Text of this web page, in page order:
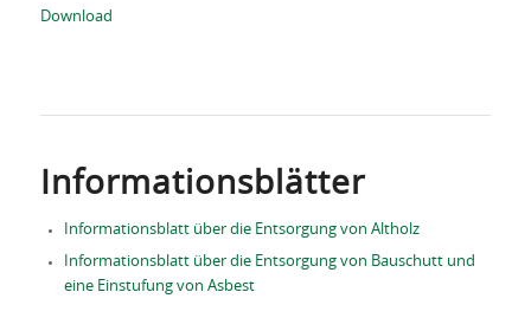
Download
Informationsblätter
Informationsblatt über die Entsorgung von Altholz
Informationsblatt über die Entsorgung von Bauschutt und
eine Einstufung von Asbest